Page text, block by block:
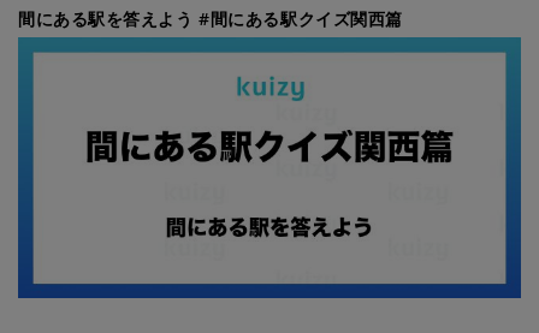
間にある駅を答えよう #間にある駅クイズ関西篇